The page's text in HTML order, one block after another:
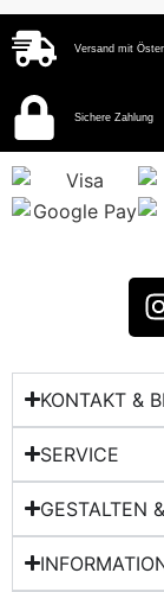
Versand mit
Sichere Zahlung
KONTAKT &
SERVICE
GESTALTEN